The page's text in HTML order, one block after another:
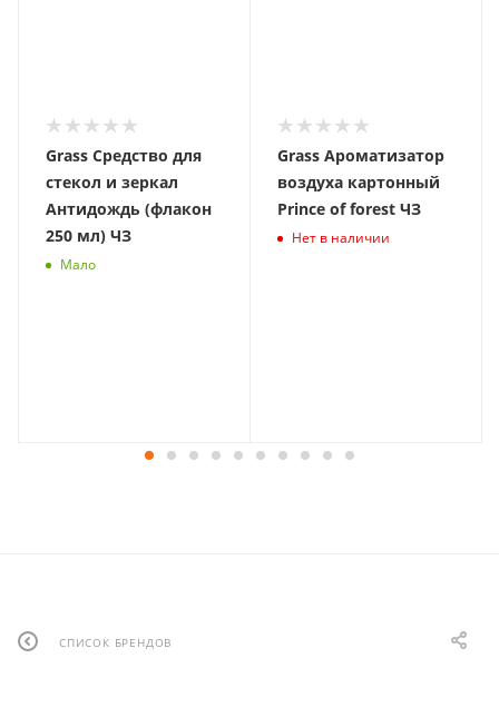
Grass Средство для
стекол и зеркал
Антидождь (флакон
250 мл) ЧЗ
Мало
Grass Ароматизатор
воздуха картонный
Prince of forest ЧЗ
Нет в наличии
СПИСОК БРЕНДОВ